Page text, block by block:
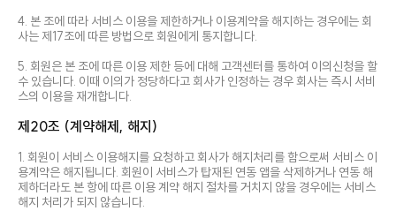
4. 본 조에 따라 서비스 이용을 제한하거나 이용계약을 해지하는 경우에는 회
사는 제17조에 따른 방법으로 회원에게 통지합니다.
5. 회원은 본 조에 따른 이용 제한 등에 대해 고객센터를 통하여 이의신청을 할
수 있습니다. 이때 이의가 정당하다고 회사가 인정하는 경우 회사는 즉시 서비
스의 이용을 재개합니다.
제20조 (계약해제, 해지)
1. 회원이 서비스 이용해지를 요청하고 회사가 해지처리를 함으로써 서비스 이
용계약은 해지됩니다. 회원이 서비스가 탑재된 연동 앱을 삭제하거나 연동 해
제하더라도 본 항에 따른 이용 계약 해지 절차를 거치지 않을 경우에는 서비스
해지 처리가 되지 않습니다.